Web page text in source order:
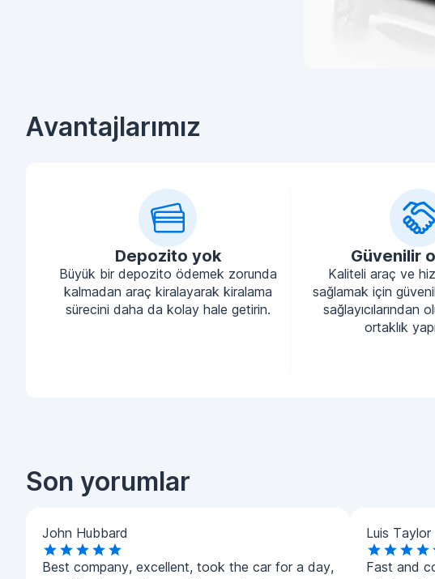
Avantajlarımız
Depozito yok
Büyük bir depozito ödemek zorunda
kalmadan araç kiralayarak kiralama
sürecini daha da kolay hale getirin.
Güvenilir
Kaliteli araç ve
sağlamak için
sağlayıcılarından
ortaklık
Son yorumlar
John Hubbard
Best company, excellent, took the car for a day,
Luis Taylor
Fast and